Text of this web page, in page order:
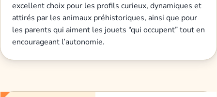
excellent choix pour les profils curieux, dynamiques et
attirés par les animaux préhistoriques, ainsi que pour
les parents qui aiment les jouets “qui occupent” tout en
encourageant l’autonomie.